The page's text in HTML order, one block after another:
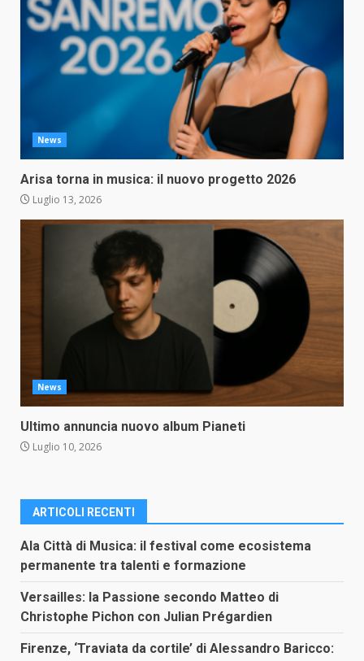
News
Arisa torna in musica: il nuovo progetto 2026
Luglio 13, 2026
News
Ultimo annuncia nuovo album Pianeti
Luglio 10, 2026
ARTICOLI RECENTI
Ala Città di Musica: il festival come ecosistema
permanente tra talenti e formazione
Versailles: la Passione secondo Matteo di
Christophe Pichon con Julian Prégardien
Firenze, ‘Traviata da cortile’ di Alessandro Baricco: